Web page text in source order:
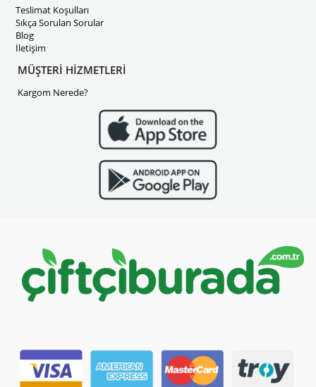
Teslimat Koşulları
Sıkça Sorulan Sorular
Blog
İletişim
MÜŞTERİ HİZMETLERİ
Kargom Nerede?